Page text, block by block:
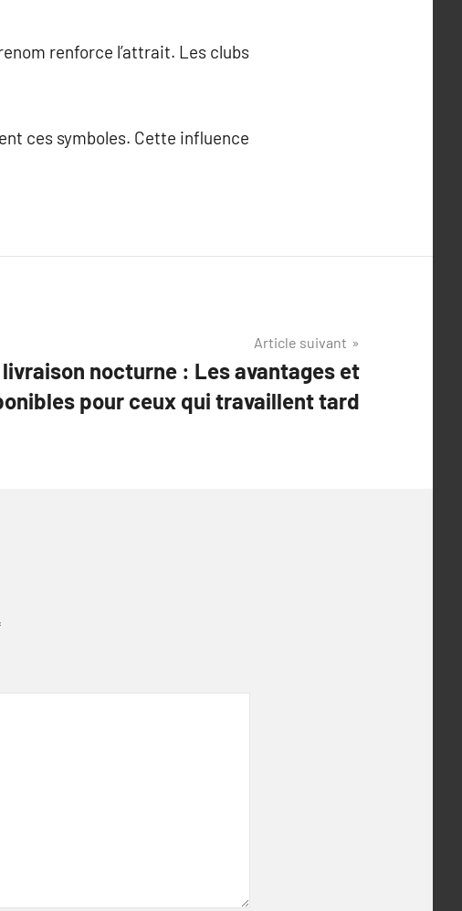
renforce l’attrait. Les clubs
ces symboles. Cette influence
Article suivant
nocturne : Les avantages et
pour ceux qui travaillent tard